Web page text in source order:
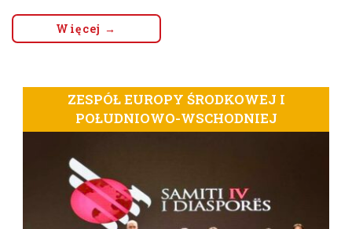
Więcej →
ZESPÓŁ EUROPY ŚRODKOWEJ I
POŁUDNIOWO-WSCHODNIEJ